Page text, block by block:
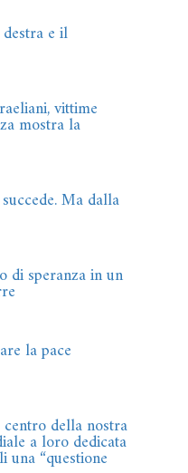
e il
vittime
mostra la
Ma dalla
di speranza in un
la pace
della nostra
a loro dedicata
una “questione